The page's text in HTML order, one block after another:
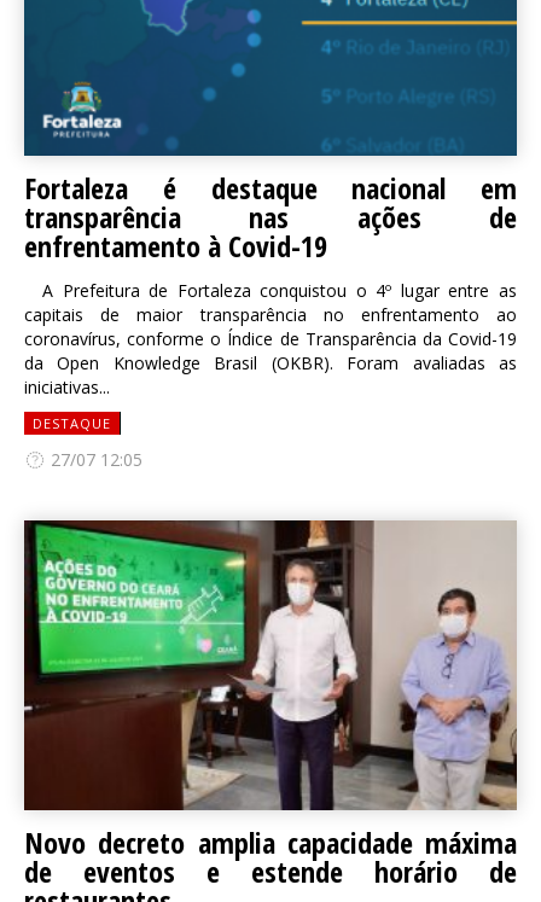
Fortaleza é destaque nacional em
transparência nas ações de
enfrentamento à Covid-19
A Prefeitura de Fortaleza conquistou o 4º lugar entre as
capitais de maior transparência no enfrentamento ao
coronavírus, conforme o Índice de Transparência da Covid-19
da Open Knowledge Brasil (OKBR). Foram avaliadas as
iniciativas...
DESTAQUE
27/07 12:05
Novo decreto amplia capacidade máxima
de eventos e estende horário de